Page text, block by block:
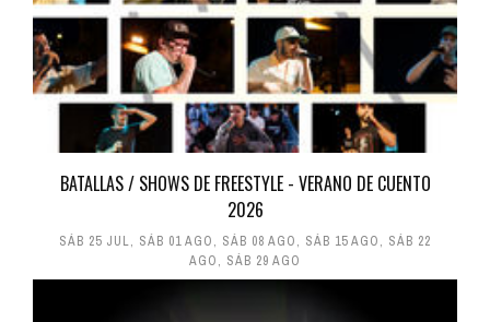
BATALLAS / SHOWS DE FREESTYLE - VERANO DE CUENTO
2026
SÁB 25 JUL, SÁB 01 AGO, SÁB 08 AGO, SÁB 15 AGO, SÁB 22
AGO, SÁB 29 AGO